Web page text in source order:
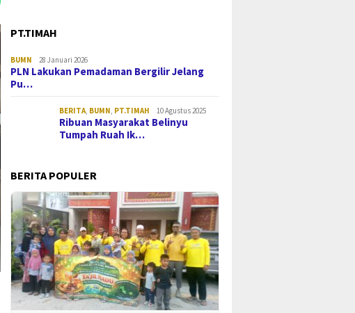
PT.TIMAH
BUMN 28 Januari 2026
PLN Lakukan Pemadaman Bergilir Jelang
Pu…
BERITA, BUMN, PT.TIMAH 10 Agustus 2025
Ribuan Masyarakat Belinyu
Tumpah Ruah Ik…
BERITA POPULER